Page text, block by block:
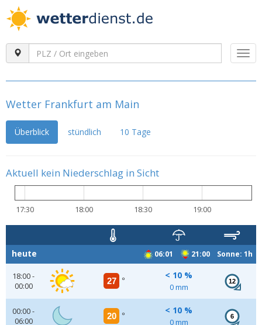
Wetter Frankfurt am Main
Überblick stündlich 10 Tage
Aktuell kein Niederschlag in Sicht
17:30 18:00 18:30 19:00
06:01 21:00 Sonne: 1h
heute
18:00 -
00:00
27 °
< 10 %
0 mm
12
00:00 -
06:00
20 °
< 10 %
0 mm
6